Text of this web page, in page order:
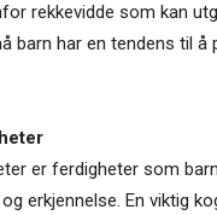
rekkevidde som kan
barn har en tendens til å
er ferdigheter som
erkjennelse. En viktig